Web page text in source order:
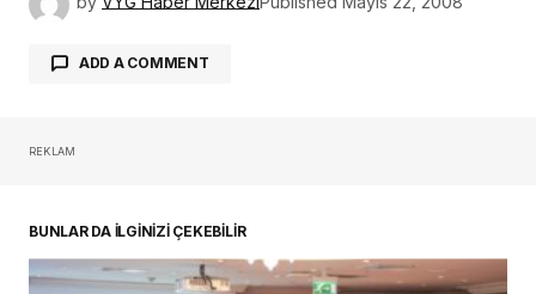
ADD A COMMENT
REKLAM
BUNLAR DA İLGİNİZİ ÇEKEBİLİR